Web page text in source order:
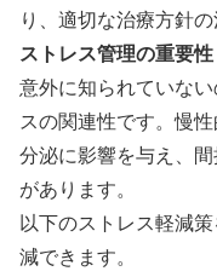
り、適切な治療方針の
ストレス管理の重要性
意外に知られていな
スの関連性です。慢
分泌に影響を与え、
があります。
以下のストレス軽減
減できます。